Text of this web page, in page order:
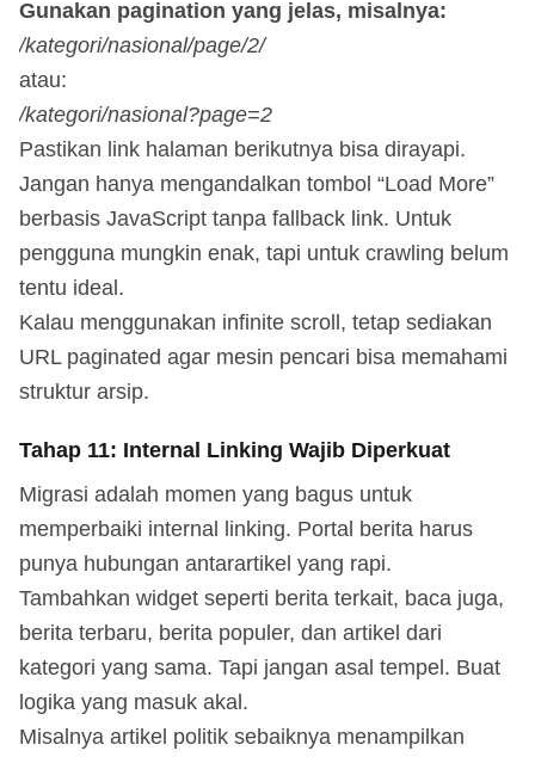
Gunakan pagination yang jelas, misalnya:
/kategori/nasional/page/2/
atau:
/kategori/nasional?page=2
Pastikan link halaman berikutnya bisa dirayapi.
Jangan hanya mengandalkan tombol “Load More”
berbasis JavaScript tanpa fallback link. Untuk
pengguna mungkin enak, tapi untuk crawling belum
tentu ideal.
Kalau menggunakan infinite scroll, tetap sediakan
URL paginated agar mesin pencari bisa memahami
struktur arsip.
Tahap 11: Internal Linking Wajib Diperkuat
Migrasi adalah momen yang bagus untuk
memperbaiki internal linking. Portal berita harus
punya hubungan antarartikel yang rapi.
Tambahkan widget seperti berita terkait, baca juga,
berita terbaru, berita populer, dan artikel dari
kategori yang sama. Tapi jangan asal tempel. Buat
logika yang masuk akal.
Misalnya artikel politik sebaiknya menampilkan